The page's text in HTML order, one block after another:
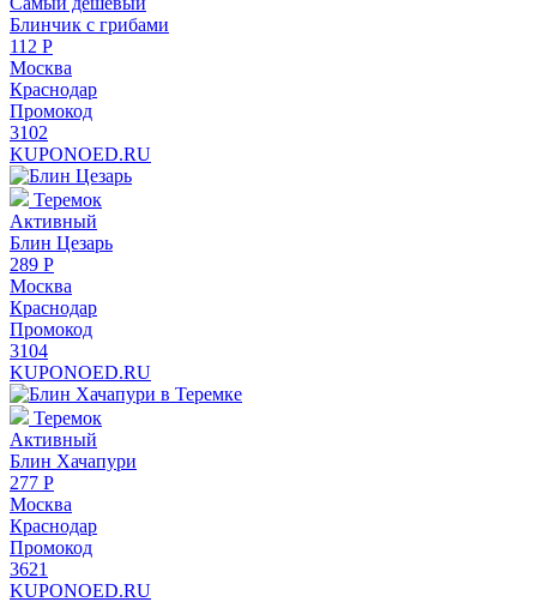
Блинчик с грибами
112 Р
Москва
Краснодар
Промокод
3102
KUPONOED.RU
Теремок
Активный
Блин Цезарь
289 Р
Москва
Краснодар
Промокод
3104
KUPONOED.RU
Теремок
Активный
Блин Хачапури
277 Р
Москва
Краснодар
Промокод
3621
KUPONOED.RU